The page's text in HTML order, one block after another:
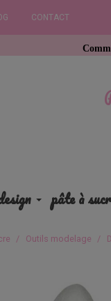
CONTACT
Commandez
pâte à
Outils modelage